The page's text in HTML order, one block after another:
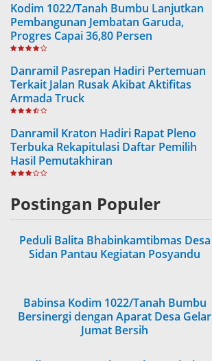
Kodim 1022/Tanah Bumbu Lanjutkan
Pembangunan Jembatan Garuda,
Progres Capai 36,80 Persen
Danramil Pasrepan Hadiri Pertemuan
Terkait Jalan Rusak Akibat Aktifitas
Armada Truck
Danramil Kraton Hadiri Rapat Pleno
Terbuka Rekapitulasi Daftar Pemilih
Hasil Pemutakhiran
Postingan Populer
Peduli Balita Bhabinkamtibmas Desa
Sidan Pantau Kegiatan Posyandu
Babinsa Kodim 1022/Tanah Bumbu
Bersinergi dengan Aparat Desa Gelar
Jumat Bersih